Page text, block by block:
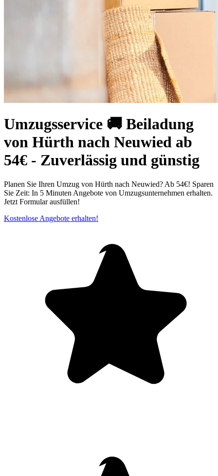
Umzugsservice 🚚 Beiladung
von Hürth nach Neuwied ab
54€ - Zuverlässig und günstig
Planen Sie Ihren Umzug von Hürth nach Neuwied? Ab 54€! Sparen
Sie Zeit: In 5 Minuten Angebote von Umzugsunternehmen erhalten.
Jetzt Formular ausfüllen!
Kostenlose Angebote erhalten!